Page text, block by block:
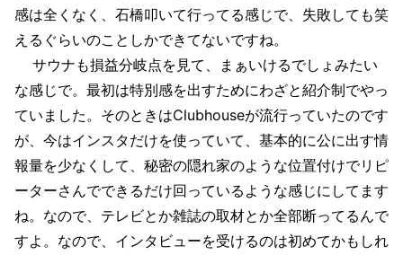
感は全くなく、石橋叩いて行ってる感じで、失敗しても笑
えるぐらいのことしかできてないですね。
サウナも損益分岐点を見て、まぁいけるでしょみたい
な感じで。最初は特別感を出すためにわざと紹介制でやっ
ていました。そのときはClubhouseが流行っていたのです
が、今はインスタだけを使っていて、基本的に公に出す情
報量を少なくして、秘密の隠れ家のような位置付けでリピ
ーターさんでできるだけ回っているような感じにしてます
ね。なので、テレビとか雑誌の取材とか全部断ってるんで
すよ。なので、インタビューを受けるのは初めてかもしれ